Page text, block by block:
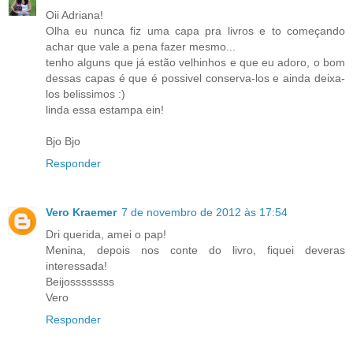
Oii Adriana!
Olha eu nunca fiz uma capa pra livros e to começando
achar que vale a pena fazer mesmo...
tenho alguns que já estão velhinhos e que eu adoro, o bom
dessas capas é que é possivel conserva-los e ainda deixa-
los belissimos :)
linda essa estampa ein!
Bjo Bjo
Responder
Vero Kraemer 7 de novembro de 2012 às 17:54
Dri querida, amei o pap!
Menina, depois nos conte do livro, fiquei deveras
interessada!
Beijossssssss
Vero
Responder